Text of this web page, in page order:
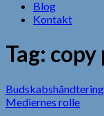
Blog
Kontakt
Tag: copy
Budskabshåndtering
Mediernes rolle